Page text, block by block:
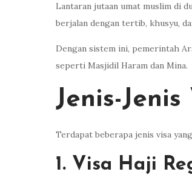
Lantaran jutaan umat muslim di
berjalan dengan tertib, khusyu,
Dengan sistem ini, pemerintah
seperti Masjidil Haram dan Mina.
Jenis-
Terdapat beberapa jenis visa
1. Visa Haji